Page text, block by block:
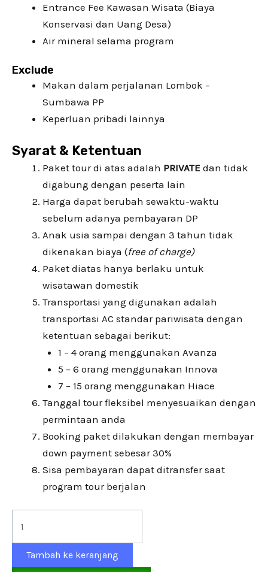
Entrance Fee Kawasan Wisata (Biaya
Konservasi dan Uang Desa)
Air mineral selama program
Exclude
Makan dalam perjalanan Lombok –
Sumbawa PP
Keperluan pribadi lainnya
Syarat & Ketentuan
Paket tour di atas adalah PRIVATE dan tidak
digabung dengan peserta lain
Harga dapat berubah sewaktu-waktu
sebelum adanya pembayaran DP
Anak usia sampai dengan 3 tahun tidak
dikenakan biaya (free of charge)
Paket diatas hanya berlaku untuk
wisatawan domestik
Transportasi yang digunakan adalah
transportasi AC standar pariwisata dengan
ketentuan sebagai berikut:
1 – 4 orang menggunakan Avanza
5 – 6 orang menggunakan Innova
7 – 15 orang menggunakan Hiace
Tanggal tour fleksibel menyesuaikan dengan
permintaan anda
Booking paket dilakukan dengan membayar
down payment sebesar 30%
Sisa pembayaran dapat ditransfer saat
program tour berjalan
Tambah ke keranjang